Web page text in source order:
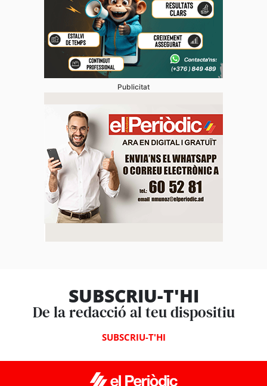
Publicitat
SUBSCRIU-T'HI
De la redacció al teu dispositiu
SUBSCRIU-T'HI